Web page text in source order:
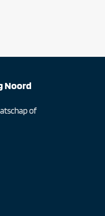
Noord
of